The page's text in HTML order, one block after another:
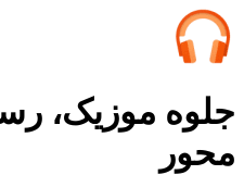
جلوه موزیک،
محور